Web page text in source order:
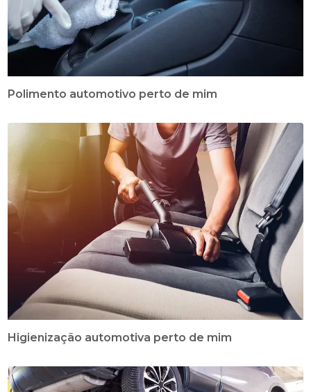
Polimento automotivo perto de mim
Higienização automotiva perto de mim